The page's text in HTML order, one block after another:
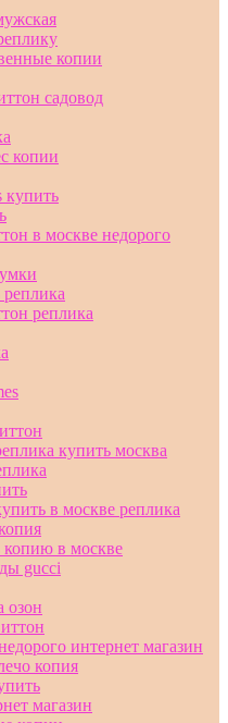
копии
садовод
копии
купить
в москве недорого
реплика
купить москва
в москве реплика
в москве
gucci
озон
интернет магазин
копия
магазин